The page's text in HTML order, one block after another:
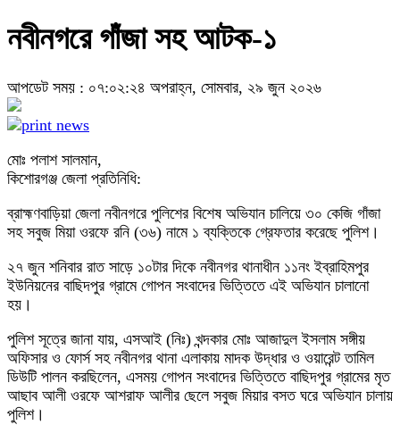
নবীনগরে গাঁজা সহ আটক-১
আপডেট সময় : ০৭:০২:২৪ অপরাহ্ন, সোমবার, ২৯ জুন ২০২৬
মোঃ পলাশ সালমান,
কিশোরগঞ্জ জেলা প্রতিনিধি:
​ব্রাহ্মণবাড়িয়া জেলা নবীনগরে পুলিশের বিশেষ অভিযান চালিয়ে ৩০ কেজি গাঁজা
সহ সবুজ মিয়া ওরফে রনি (৩৬) নামে ১ ব্যক্তিকে গ্রেফতার করেছে পুলিশ।
২৭ জুন শনিবার রাত সাড়ে ১০টার দিকে নবীনগর থানাধীন ১১নং ইব্রাহিমপুর
ইউনিয়নের বাছিদপুর গ্রামে গোপন সংবাদের ভিত্তিতে এই অভিযান চালানো
হয়।
​পুলিশ সূত্রে জানা যায়, এসআই (নিঃ) খন্দকার মোঃ আজাদুল ইসলাম সঙ্গীয়
অফিসার ও ফোর্স সহ নবীনগর থানা এলাকায় মাদক উদ্ধার ও ওয়ারেন্ট তামিল
ডিউটি পালন করছিলেন, এসময় গোপন সংবাদের ভিত্তিতে বাছিদপুর গ্রামের মৃত
আছাব আলী ওরফে আশরাফ আলীর ছেলে সবুজ মিয়ার বসত ঘরে অভিযান চালায়
পুলিশ।